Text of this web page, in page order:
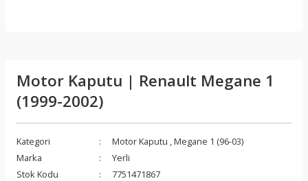
Motor Kaputu | Renault Megane 1
(1999-2002)
Kategori Motor Kaputu ,Megane 1 (96-03)
Marka
Yerli
Stok Kodu
7751471867